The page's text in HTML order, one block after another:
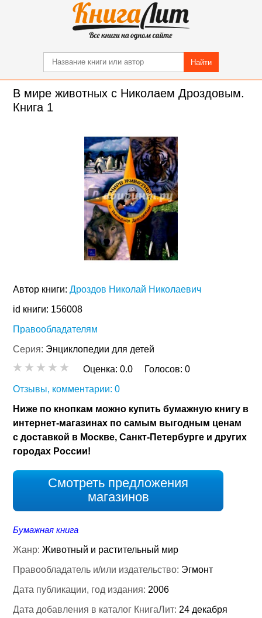
Найти
В мире животных с Николаем Дроздовым.
Книга 1
Автор книги:Дроздов Николай Николаевич
id книги: 156008
Правообладателям
Серия: Энциклопедии для детей
Оценка:0.0 Голосов:0
Отзывы, комментарии: 0
Ниже по кнопкам можно купить бумажную книгу в
интернет-магазинах по самым выгодным ценам
с доставкой в Москве, Санкт-Петербурге и других
городах России!
Смотреть предложения
магазинов
Бумажная книга
Жанр:Животный и растительный мир
Правообладатель и/или издательство: Эгмонт
Дата публикации, год издания: 2006
Дата добавления в каталог КнигаЛит: 24 декабря